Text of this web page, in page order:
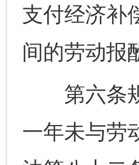
支付经济补
间的劳动报
第六条规
一年未与劳